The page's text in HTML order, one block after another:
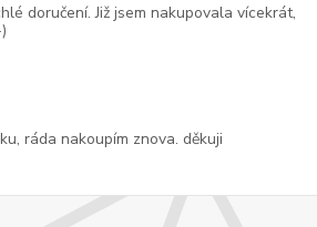
doručení. Již jsem nakupovala vícekrát,
ráda nakoupím znova. děkuji